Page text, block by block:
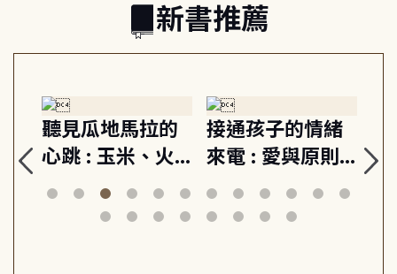
新書推薦
聽見瓜地馬拉的
心跳 : 玉米、火
山與信仰, 外交官
筆下的現代馬雅
接通孩子的情緒
來電 : 愛與原則,
建立教養的安定
節奏 22個行動練
關